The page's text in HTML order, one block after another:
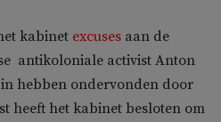
kabinet excuses aan de
antikoloniale activist Anton
hebben ondervonden door
heeft het kabinet besloten om